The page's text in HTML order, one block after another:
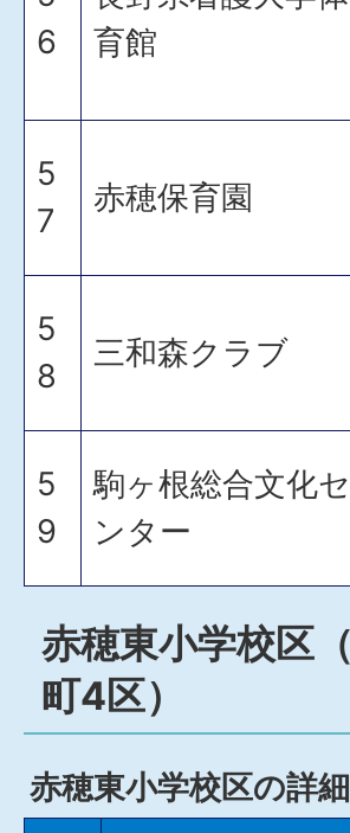
6
育館
5
7
赤穂保育園
5
8
三和森クラブ
5
9
駒ヶ根総合文化セ
ンター
赤穂東小学校区
町4区）
赤穂東小学校区の詳細